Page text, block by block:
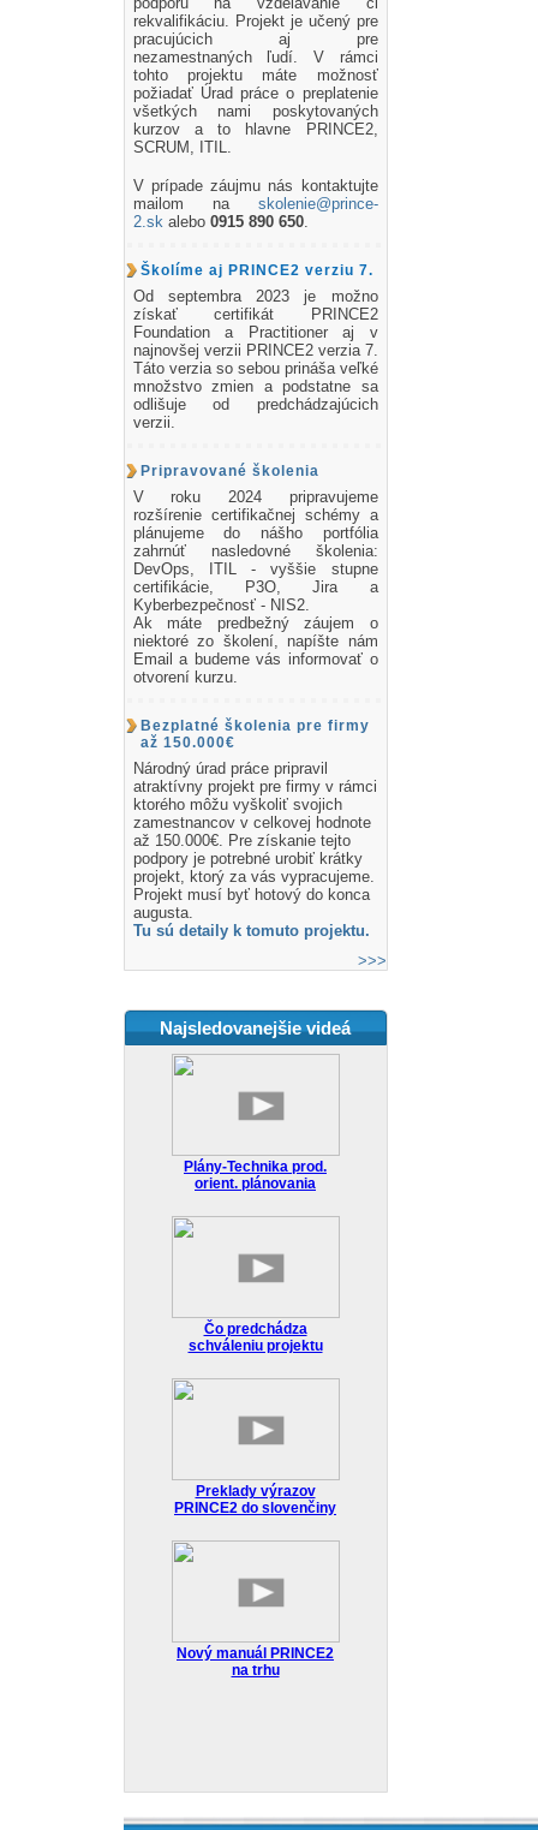
rekvalifikáciu. Projekt je učený pre
pracujúcich aj pre
nezamestnaných ľudí. V rámci
tohto projektu máte možnosť
požiadať Úrad práce o preplatenie
všetkých nami poskytovaných
kurzov a to hlavne PRINCE2,
SCRUM, ITIL.
V prípade záujmu nás kontaktujte
mailom na skolenie@prince-
2.skalebo 0915 890 650.
Školíme aj PRINCE2 verziu 7.
Od septembra 2023 je možno
získať certifikát PRINCE2
Foundation a Practitioner aj v
najnovšej verzii PRINCE2 verzia 7.
Táto verzia so sebou prináša veľké
množstvo zmien a podstatne sa
odlišuje od predchádzajúcich
verzii.
Pripravované školenia
V roku 2024 pripravujeme
rozšírenie certifikačnej schémy a
plánujeme do nášho portfólia
zahrnúť nasledovné školenia:
DevOps, ITIL - vyššie stupne
certifikácie, P3O, Jira a
Kyberbezpečnosť - NIS2.
Ak máte predbežný záujem o
niektoré zo školení, napíšte nám
Email a budeme vás informovať o
otvorení kurzu.
Bezplatné školenia pre firmy
až 150.000€
Národný úrad práce pripravil
atraktívny projekt pre firmy v rámci
ktorého môžu vyškoliť svojich
zamestnancov v celkovej hodnote
až 150.000€. Pre získanie tejto
podpory je potrebné urobiť krátky
projekt, ktorý za vás vypracujeme.
Projekt musí byť hotový do konca
augusta.
Tu sú detaily k tomuto projektu.
>>>
Najsledovanejšie videá
Plány-Technika prod.
orient. plánovania
Čo predchádza
schváleniu projektu
Preklady výrazov
PRINCE2 do slovenčiny
Nový manuál PRINCE2
na trhu